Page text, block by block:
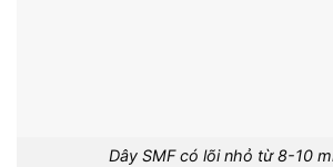
Dây SMF có lõi nhỏ từ 8-10